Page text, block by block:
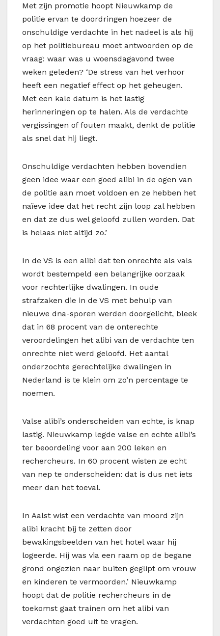
Met zijn promotie hoopt Nieuwkamp de
politie ervan te doordringen hoezeer de
onschuldige verdachte in het nadeel is als hij
op het politiebureau moet antwoorden op de
vraag: waar was u woensdagavond twee
weken geleden? ‘De stress van het verhoor
heeft een negatief effect op het geheugen.
Met een kale datum is het lastig
herinneringen op te halen. Als de verdachte
vergissingen of fouten maakt, denkt de politie
als snel dat hij liegt.
Onschuldige verdachten hebben bovendien
geen idee waar een goed alibi in de ogen van
de politie aan moet voldoen en ze hebben het
naïeve idee dat het recht zijn loop zal hebben
en dat ze dus wel geloofd zullen worden. Dat
is helaas niet altijd zo.’
In de VS is een alibi dat ten onrechte als vals
wordt bestempeld een belangrijke oorzaak
voor rechterlijke dwalingen. In oude
strafzaken die in de VS met behulp van
nieuwe dna-sporen werden doorgelicht, bleek
dat in 68 procent van de onterechte
veroordelingen het alibi van de verdachte ten
onrechte niet werd geloofd. Het aantal
onderzochte gerechtelijke dwalingen in
Nederland is te klein om zo’n percentage te
noemen.
Valse alibi’s onderscheiden van echte, is knap
lastig. Nieuwkamp legde valse en echte alibi’s
ter beoordeling voor aan 200 leken en
rechercheurs. In 60 procent wisten ze echt
van nep te onderscheiden: dat is dus net iets
meer dan het toeval.
In Aalst wist een verdachte van moord zijn
alibi kracht bij te zetten door
bewakingsbeelden van het hotel waar hij
logeerde. Hij was via een raam op de begane
grond ongezien naar buiten geglipt om vrouw
en kinderen te vermoorden.’ Nieuwkamp
hoopt dat de politie rechercheurs in de
toekomst gaat trainen om het alibi van
verdachten goed uit te vragen.